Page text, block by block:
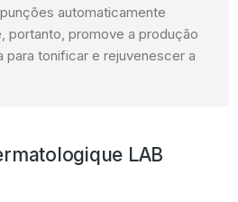
automaticamente
portanto, promove a produção
para tonificar e rejuvenescer a
LAB